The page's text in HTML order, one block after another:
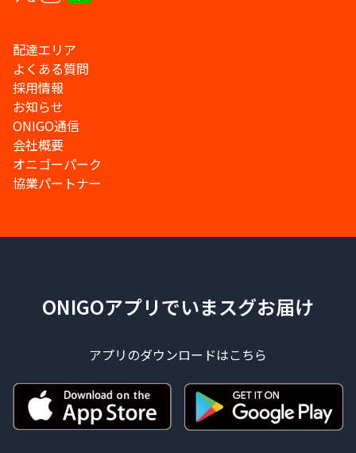
配達エリア
よくある質問
採用情報
お知らせ
ONIGO通信
会社概要
オニゴーパーク
協業パートナー
ONIGOアプリでいまスグお届け
アプリのダウンロードはこちら